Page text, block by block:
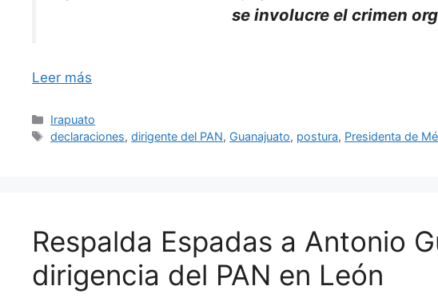
se involucre el crimen
Leer más
Categorías
Irapuato
Etiquetas
declaraciones,dirigente del PAN, Guanajuato, postura, Presidenta de
Respalda Espadas a Antonio
dirigencia del PAN en León